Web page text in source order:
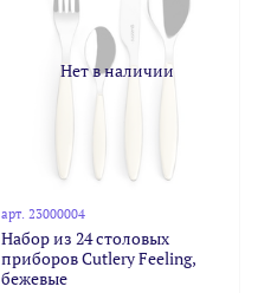
Нет в наличии
арт. 23000004
Набор из 24 столовых
приборов Cutlery Feeling,
бежевые